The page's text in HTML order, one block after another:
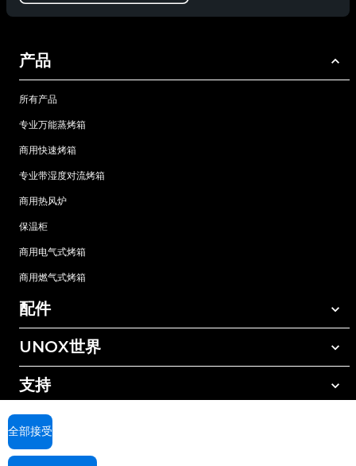
产品
所有产品
专业万能蒸烤箱
商用快速烤箱
专业带湿度对流烤箱
商用热风炉
保温柜
商用电气式烤箱
商用燃气式烤箱
配件
所有配件
手动清洗清洁剂
树脂过滤水处理
反渗透水处理
UNOX世界
我们在全球的办事处
支持
UNOX质保
查找经销商
全部接受